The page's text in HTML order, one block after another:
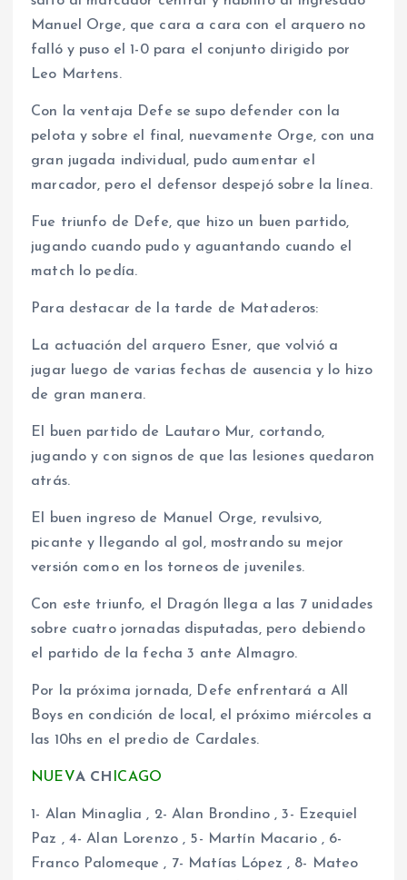
Manuel Orge, que cara a cara con el arquero no
falló y puso el 1-0 para el conjunto dirigido por
Leo Martens.
Con la ventaja Defe se supo defender con la
pelota y sobre el final, nuevamente Orge, con una
gran jugada individual, pudo aumentar el
marcador, pero el defensor despejó sobre la línea.
Fue triunfo de Defe, que hizo un buen partido,
jugando cuando pudo y aguantando cuando el
match lo pedía.
Para destacar de la tarde de Mataderos:
La actuación del arquero Esner, que volvió a
jugar luego de varias fechas de ausencia y lo hizo
de gran manera.
El buen partido de Lautaro Mur, cortando,
jugando y con signos de que las lesiones quedaron
atrás.
El buen ingreso de Manuel Orge, revulsivo,
picante y llegando al gol, mostrando su mejor
versión como en los torneos de juveniles.
Con este triunfo, el Dragón llega a las 7 unidades
sobre cuatro jornadas disputadas, pero debiendo
el partido de la fecha 3 ante Almagro.
Por la próxima jornada, Defe enfrentará a All
Boys en condición de local, el próximo miércoles a
las 10hs en el predio de Cardales.
NUEVA CH ICAGO
1- Alan Minaglia , 2- Alan Brondino , 3- Ezequiel
Paz , 4- Alan Lorenzo , 5- Martín Macario , 6-
Franco Palomeque , 7- Matías López , 8- Mateo